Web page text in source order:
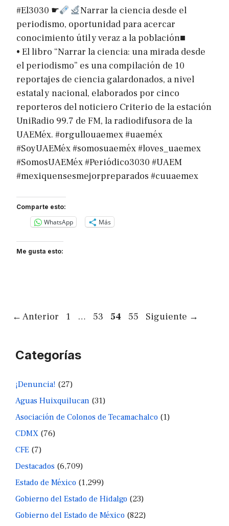
#El3030 ☛
Narrar la ciencia desde el
periodismo, oportunidad para acercar
conocimiento útil y veraz a la población■
• El libro “Narrar la ciencia: una mirada desde
el periodismo” es una compilación de 10
reportajes de ciencia galardonados, a nivel
estatal y nacional, elaborados por cinco
reporteros del noticiero Criterio de la estación
UniRadio 99.7 de FM, la radiodifusora de la
UAEMéx. #orgullouaemex #uaeméx
#SoyUAEMéx #somosuaeméx #loves_uaemex
#SomosUAEMéx #Periódico3030 #UAEM
#mexiquensesmejorpreparados #cuuaemex
Comparte esto:
WhatsApp Más
Me gusta esto:
← Anterior Página
1 … Página
53 Página
54 Página
55 Siguiente →
Categorías
¡Denuncia! (27)
Aguas Huixquilucan (31)
Asociación de Colonos de Tecamachalco (1)
CDMX (76)
CFE (7)
Destacados (6,709)
Estado de México (1,299)
Gobierno del Estado de Hidalgo (23)
Gobierno del Estado de México (822)